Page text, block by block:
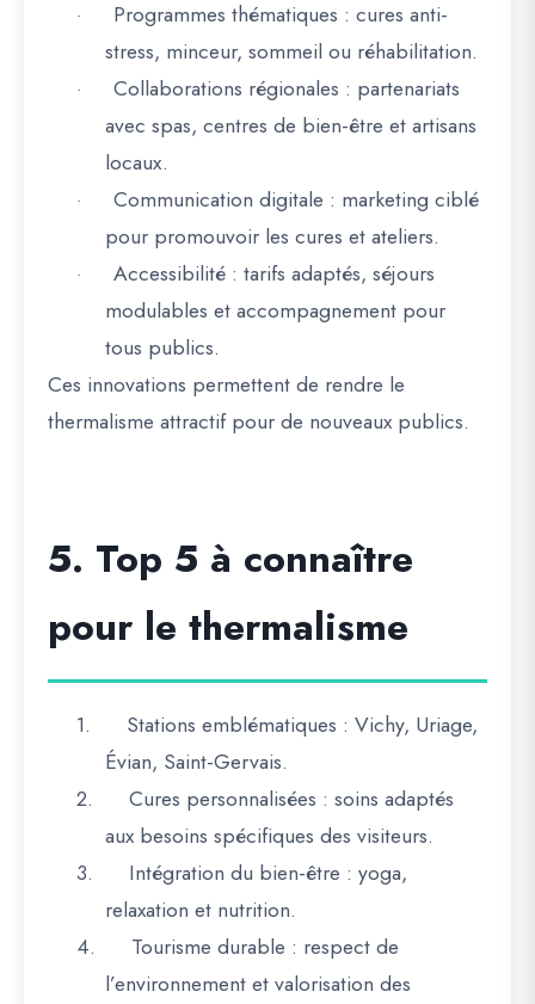
· Programmes thématiques : cures anti-
stress, minceur, sommeil ou réhabilitation.
· Collaborations régionales : partenariats
avec spas, centres de bien-être et artisans
locaux.
· Communication digitale : marketing ciblé
pour promouvoir les cures et ateliers.
· Accessibilité : tarifs adaptés, séjours
modulables et accompagnement pour
tous publics.
Ces innovations permettent de rendre le
thermalisme attractif pour de nouveaux publics.
5. Top 5 à connaître
pour le thermalisme
1. Stations emblématiques : Vichy, Uriage,
Évian, Saint-Gervais.
2.
Cures personnalisées : soins adaptés
aux besoins spécifiques des visiteurs.
3.
Intégration du bien-être : yoga,
relaxation et nutrition.
4.
Tourisme durable : respect de
l’environnement et valorisation des